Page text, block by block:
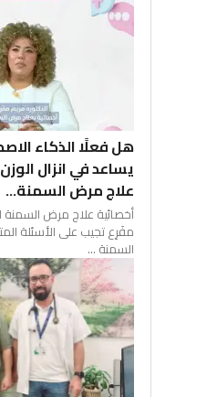
هل فعلًا الذكاء
يساعد في انزال
علاج مرض السمنة...
أخصائية علاج مرض السمنة
مفَرِع تجيب على الأسئلة
السمنة ...